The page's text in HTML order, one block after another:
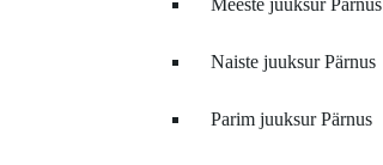
Meeste juuksur Pärnus
Naiste juuksur Pärnus
Parim juuksur Pärnus